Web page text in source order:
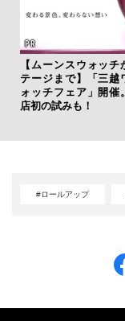
【ムーンスウォッ
テージまで】「三越
ォッチフェア」開催
店初の試みも！
#ロールアップ